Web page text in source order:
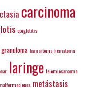
carcinoma
epiglotitis
granuloma hamartoma hematoma
laringe leiomiosarcoma
metástasis